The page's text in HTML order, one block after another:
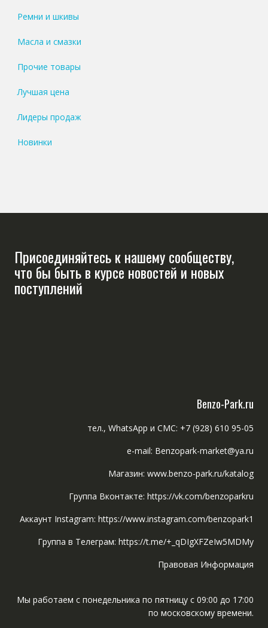
Ремни и шкивы
Масла и смазки
Прочие товары
Лучшая цена
Лидеры продаж
Новинки
Присоединяйтесь к нашему сообществу,
что бы быть в курсе новостей и новых
поступлений
Benzo-Park.ru
тел., WhatsApp и СМС: +7 (928) 610 95-05
e-mail: Benzopark-market@ya.ru
Магазин: www.benzo-park.ru/katalog
Группа Вконтакте: https://vk.com/benzoparkru
Аккаунт Instagram: https://www.instagram.com/benzopark1
Группа в Телеграм: https://t.me/+_qDIgXFZeIw5MDMy
Правовая Информация
Мы работаем с понедельника по пятницу с 09:00 до 17:00
по московскому времени.